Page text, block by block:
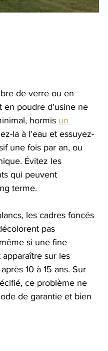
de verre ou en
en poudre d'usine ne
hormis un
la à l'eau et essuyez-
une fois par an, ou
Évitez les
qui peuvent
terme.
les cadres foncés
pas
si une fine
sur les
10 à 15 ans. Sur
ce problème ne
de garantie et bien